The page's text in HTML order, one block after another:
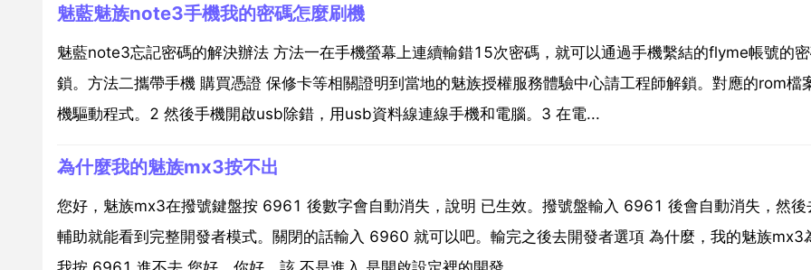
魅藍魅族note3手機我的密碼怎麼刷機
魅藍note3忘記密碼的解決辦法 方法一在手機螢幕上連續輸錯15次密碼，就可以通過手機繫結的flyme帳號的
鎖。方法二攜帶手機 購買憑證 保修卡等相關證明到當地的魅族授權服務體驗中心請工程師解鎖。對應的rom檔
機驅動程式。2 然後手機開啟usb除錯，用usb資料線連線手機和電腦。3 在電...
為什麼我的魅族mx3按不出
您好，魅族mx3在撥號鍵盤按 6961 後數字會自動消失，說明 已生效。撥號盤輸入 6961 後會自動消失，然後
輔助就能看到完整開發者模式。關閉的話輸入 6960 就可以吧。輸完之後去開發者選項 為什麼，我的魅族mx3